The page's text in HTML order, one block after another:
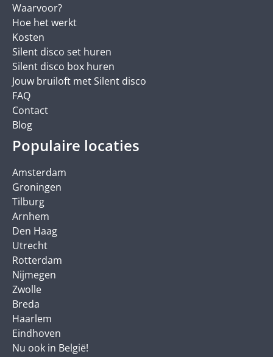
Waarvoor?
Hoe het werkt
Kosten
Silent disco set huren
Silent disco box huren
Jouw bruiloft met Silent disco
FAQ
Contact
Blog
Populaire locaties
Amsterdam
Groningen
Tilburg
Arnhem
Den Haag
Utrecht
Rotterdam
Nijmegen
Zwolle
Breda
Haarlem
Eindhoven
Nu ook in België!